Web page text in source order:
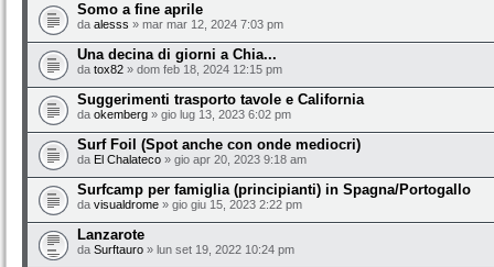
Somo a fine aprile
da alesss » mar mar 12, 2024 7:03 pm
Una decina di giorni a Chia...
da tox82 » dom feb 18, 2024 12:15 pm
Suggerimenti trasporto tavole e California
da okemberg » gio lug 13, 2023 6:02 pm
Surf Foil (Spot anche con onde mediocri)
da El Chalateco » gio apr 20, 2023 9:18 am
Surfcamp per famiglia (principianti) in Spagna/Portogallo
da visualdrome » gio giu 15, 2023 2:22 pm
Lanzarote
da Surftauro » lun set 19, 2022 10:24 pm